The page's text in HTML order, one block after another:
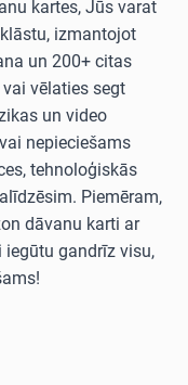
kartes, Jūs varat
izmantojot
un 200+ citas
vēlaties segt
un video
nepieciešams
tehnoloģiskās
Piemēram,
dāvanu karti ar
gandrīz visu,